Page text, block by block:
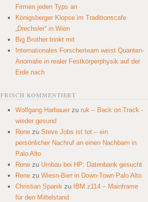
Firmen jeden Typs an
Königsberger Klopse im Traditionscafe
„Drechsler“ in Wien
Big Brother trinkt mit
Internationales Forscherteam weist Quanten-
Anomalie in realer Festkörperphysik auf der
Erde nach
FRISCH KOMMENTIERT
Wolfgang Harbauer zu ruk – Back on Track -
wieder gesund
Rene zu Steve Jobs ist tot – ein
persönlicher Nachruf an einen Nachbarn in
Palo Alto
Rene zu Umbau bei HP: Datenbank gesucht
Rene zu Wiesn-Bier in Down-Town Palo Alto
Christian Spanik zu
IBM z114 – Mainframe
für den Mittelstand